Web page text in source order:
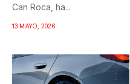
Can Roca, ha...
13 MAYO, 2026